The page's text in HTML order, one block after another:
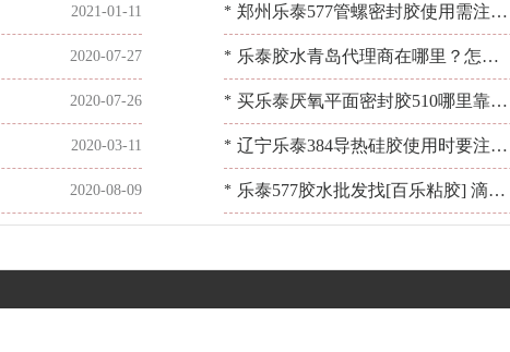
会腐蚀？[百乐粘胶]
2021-01-11 * 郑州乐泰577管螺密封胶使用需注意
什么？看[百乐粘胶]怎么处理
2020-07-27 * 乐泰胶水青岛代理商在哪里？怎么
才能找到他们？[百乐粘胶]
2020-07-26 * 买乐泰厌氧平面密封胶510哪里靠
谱？[百乐粘胶]值得信赖
2020-03-11 * 辽宁乐泰384导热硅胶使用时要注意
什么？[百乐粘胶]
2020-08-09 * 乐泰577胶水批发找[百乐粘胶] 滴滴